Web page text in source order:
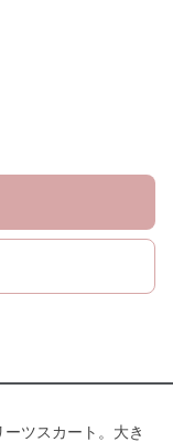
ツスカート。大き